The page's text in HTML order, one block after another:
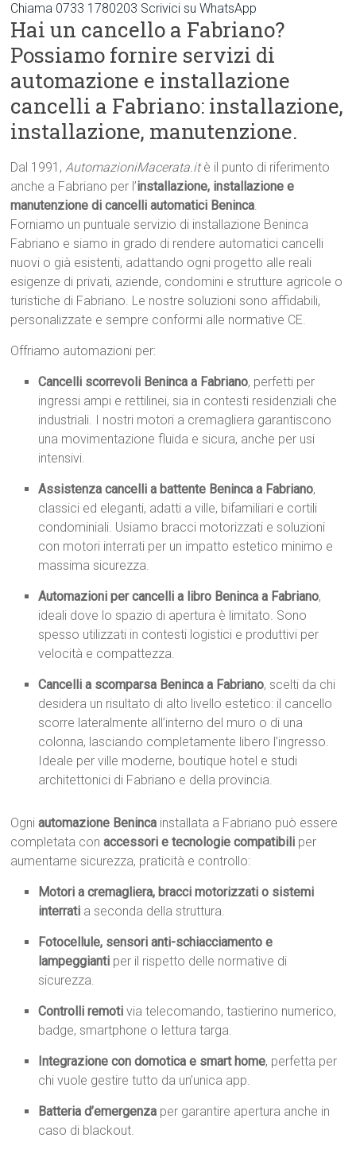
Chiama 0733 1780203 Scrivici su WhatsApp
Hai un cancello a Fabriano?
Possiamo fornire servizi di
automazione e installazione
cancelli a Fabriano: installazione,
installazione, manutenzione.
Dal 1991,AutomazioniMacerata.itè il punto di riferimento
anche a Fabriano per l’installazione, installazione e
manutenzione di cancelli automatici Beninca.
Forniamo un puntuale servizio di installazione Beninca
Fabriano e siamo in grado di rendere automatici cancelli
nuovi o già esistenti, adattando ogni progetto alle reali
esigenze di privati, aziende, condomini e strutture agricole o
turistiche di Fabriano. Le nostre soluzioni sono affidabili,
personalizzate e sempre conformi alle normative CE.
Offriamo automazioni per:
Cancelli scorrevoli Beninca a Fabriano, perfetti per
ingressi ampi e rettilinei, sia in contesti residenziali che
industriali. I nostri motori a cremagliera garantiscono
una movimentazione fluida e sicura, anche per usi
intensivi.
Assistenza cancelli a battente Beninca a Fabriano,
classici ed eleganti, adatti a ville, bifamiliari e cortili
condominiali. Usiamo bracci motorizzati e soluzioni
con motori interrati per un impatto estetico minimo e
massima sicurezza.
Automazioni per cancelli a libro Beninca a Fabriano,
ideali dove lo spazio di apertura è limitato. Sono
spesso utilizzati in contesti logistici e produttivi per
velocità e compattezza.
Cancelli a scomparsa Beninca a Fabriano, scelti da chi
desidera un risultato di alto livello estetico: il cancello
scorre lateralmente all’interno del muro o di una
colonna, lasciando completamente libero l’ingresso.
Ideale per ville moderne, boutique hotel e studi
architettonici di Fabriano e della provincia.
Ogniautomazione Beninca installata a Fabriano può essere
completata conaccessori e tecnologie compatibili per
aumentarne sicurezza, praticità e controllo:
Motori a cremagliera, bracci motorizzati o sistemi
interrati a seconda della struttura.
Fotocellule, sensori anti-schiacciamento e
lampeggianti per il rispetto delle normative di
sicurezza.
Controlli remoti via telecomando, tastierino numerico,
badge, smartphone o lettura targa.
Integrazione con domotica e smart home, perfetta per
chi vuole gestire tutto da un’unica app.
Batteria d’emergenza per garantire apertura anche in
caso di blackout.